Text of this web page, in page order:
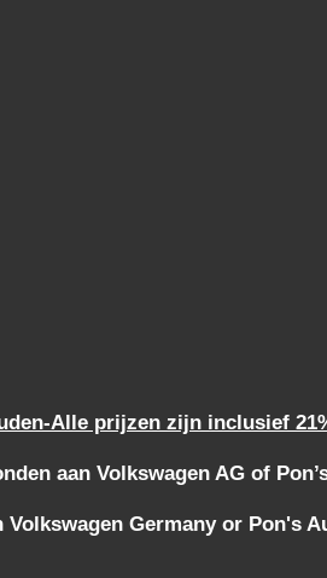
Alle prijzen zijn inclusief
aan Volkswagen AG of
Germany or Pon's